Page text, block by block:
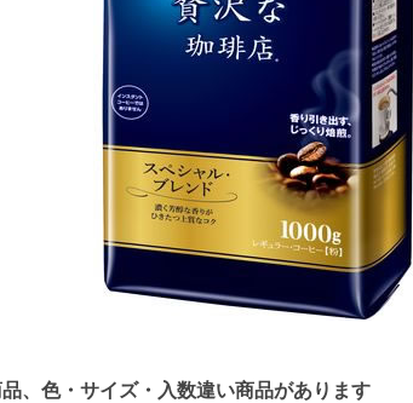
、色・サイズ・入数違い商品があります